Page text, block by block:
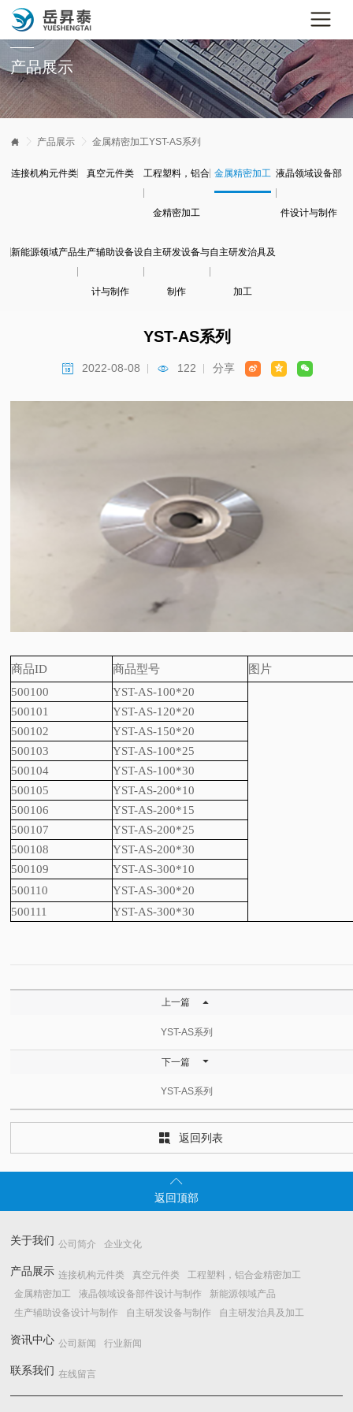
产品展示
  产品展示  金属精密加工YST-AS系列
连接机构元件类 真空元件类 工程塑料，铝合
金精密加工
金属精密加工 液晶领域设备部
件设计与制作
新能源领域产品生产辅助设备设
计与制作
自主研发设备与
制作
自主研发治具及
加工
YST-AS系列
 2022-08-08  122 分享   
商品ID 商品型号
图片
500100
YST-AS-100*20
500101
YST-AS-120*20
500102
YST-AS-150*20
500103
YST-AS-100*25
500104
YST-AS-100*30
500105
YST-AS-200*10
500106
YST-AS-200*15
500107
YST-AS-200*25
500108
YST-AS-200*30
500109
YST-AS-300*10
500110
YST-AS-300*20
500111
YST-AS-300*30
上一篇 
YST-AS系列
下一篇 
YST-AS系列
 返回列表

返回顶部
关于我们 公司简介 企业文化
产品展示 连接机构元件类 真空元件类
工程塑料，铝合金精密加工
金属精密加工
液晶领域设备部件设计与制作
新能源领域产品
生产辅助设备设计与制作
自主研发设备与制作 自主研发治具及加工
资讯中心 公司新闻 行业新闻
联系我们 在线留言